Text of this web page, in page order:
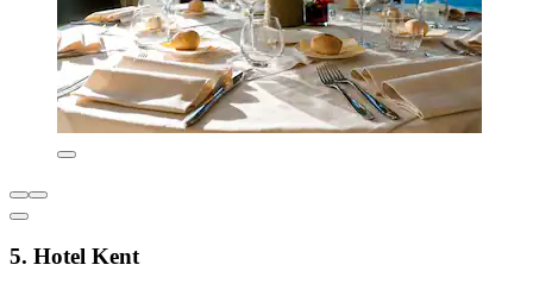
5. Hotel Kent